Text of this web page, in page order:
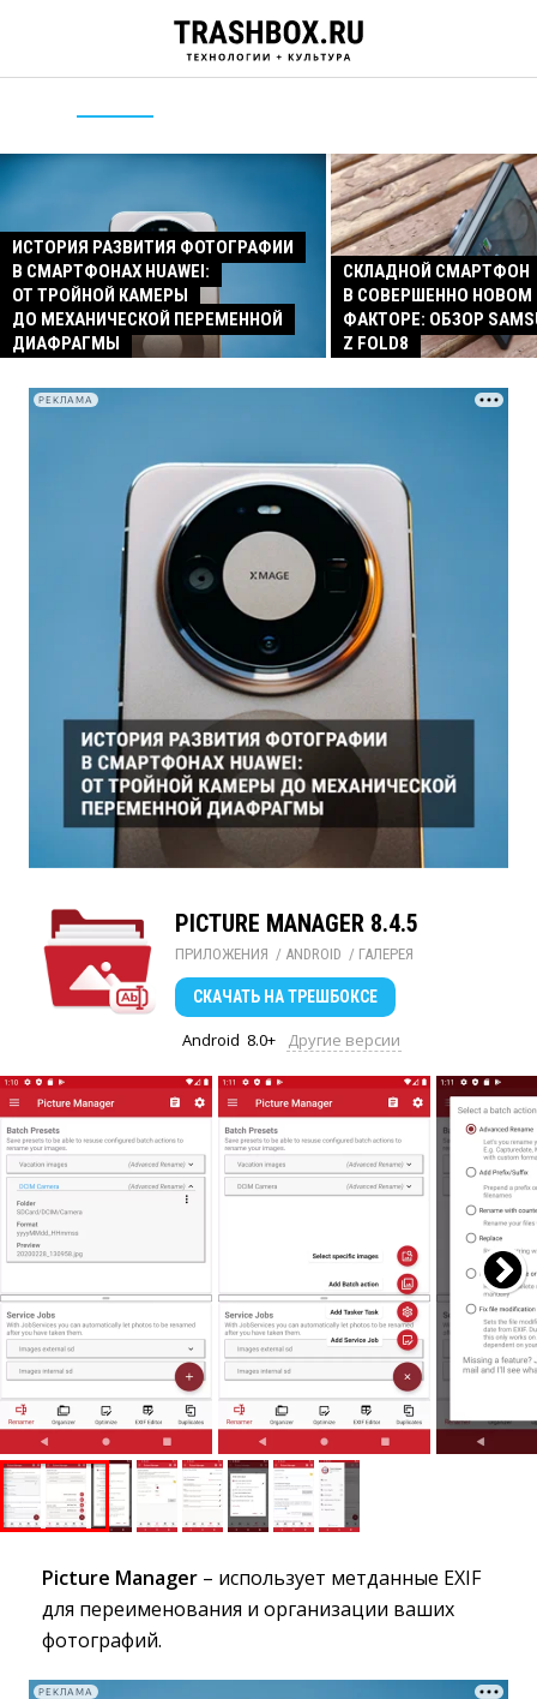
ИСТОРИЯ РАЗВИТИЯ ФОТОГРАФИИ
В СМАРТФОНАХ HUAWEI:
ОТ ТРОЙНОЙ КАМЕРЫ
ДО МЕХАНИЧЕСКОЙ ПЕРЕМЕННОЙ
ДИАФРАГМЫ
СКЛАДНОЙ СМАРТФОН
В СОВЕРШЕННО
ФАКТОРЕ: ОБЗОР
Z FOLD8
РЕКЛАМА
PICTURE MANAGER 8.4.5
ПРИЛОЖЕНИЯ / ANDROID / ГАЛЕРЕЯ
СКАЧАТЬ НА ТРЕШБОКСЕ
Android 8.0+ Другие версии
Picture Manager – использует метданные EXIF
для переименования и организации ваших
фотографий.
РЕКЛАМА